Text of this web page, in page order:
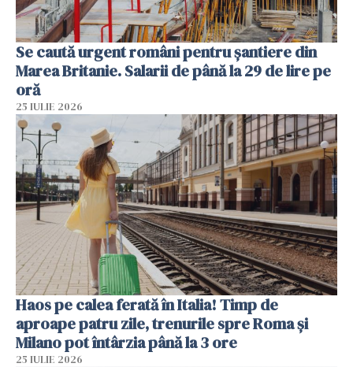
Se caută urgent români pentru șantiere din
Marea Britanie. Salarii de până la 29 de lire pe
oră
25 IULIE 2026
Haos pe calea ferată în Italia! Timp de
aproape patru zile, trenurile spre Roma și
Milano pot întârzia până la 3 ore
25 IULIE 2026